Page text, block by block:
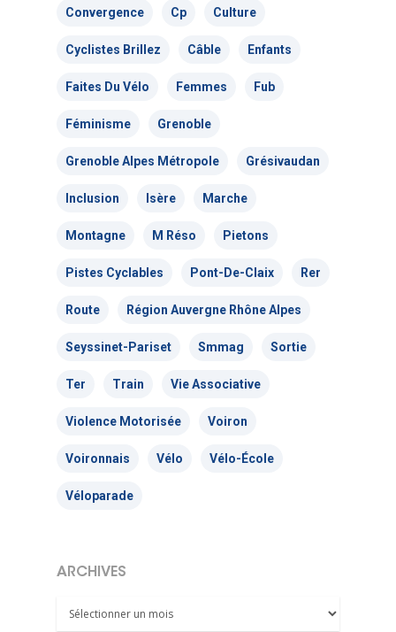
Convergence Cp Culture
Cyclistes Brillez Câble Enfants
Faites Du Vélo Femmes Fub
Féminisme Grenoble
Grenoble Alpes Métropole Grésivaudan
Inclusion Isère Marche
Montagne M Réso Pietons
Pistes Cyclables Pont-De-Claix Rer
Route Région Auvergne Rhône Alpes
Seyssinet-Pariset Smmag Sortie
Ter Train Vie Associative
Violence Motorisée Voiron
Voironnais Vélo Vélo-École
Véloparade
ARCHIVES
Archives
Une vélo-école
c’est ?
Bilan 2025
Adhérer – Espace
Bénévolez-vous !
L’équipe
Les Commissions
Les Sections locales
Réseaux sociaux
On parle de nous
Nous signaler un
Nous signaler un
Nous
France
E:contact@adtc-
grenobleEFFACER.org